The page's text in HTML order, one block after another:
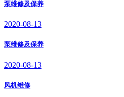
泵维修及保养
2020-08-13
泵维修及保养
2020-08-13
风机维修